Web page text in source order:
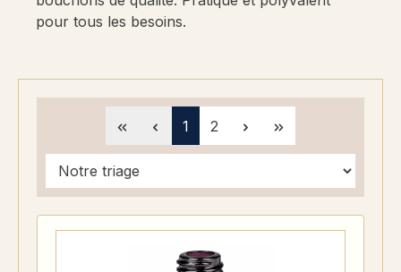
pour tous les besoins.
Page
1 Page
2